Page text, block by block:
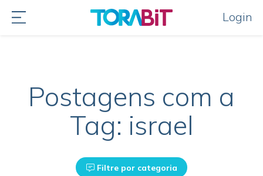
Login
Postagens com a
Tag: israel
Filtre por categoria